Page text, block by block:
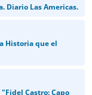
Diario Las Americas.
Historia que el
Castro: Capo